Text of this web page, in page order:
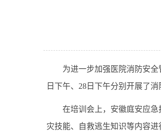
为进一步加强医院消防安
日下午、28日下午分别开展了消
在培训会上， 安徽庭安应急
灾技能、自救逃生知识等内容进